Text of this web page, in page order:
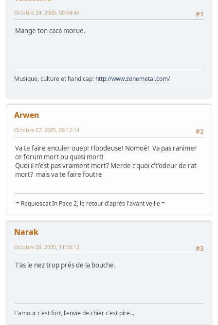
#1
Octobre 24, 2005, 00:04:43
Mange ton caca morue.
Musique, culture et handicap: http://www.zonemetal.com/
Arwen
#2
Octobre 27, 2005, 09:12:14
Va te faire enculer ouep! Floodeuse! Nomoé! Va pas ranimer
ce forum mort ou quasi mort!
Quoi il n'est pas vraiment mort? Merde c'quoi c't'odeur de rat
mort? mais va te faire foutre
-= Requiescat In Pace 2, le retour d'après l'avant veille =-
Narak
#3
Octobre 28, 2005, 11:58:12
T'as le nez trop près de la bouche.
L'amour c'est fort, l'envie de chier c'est pire...